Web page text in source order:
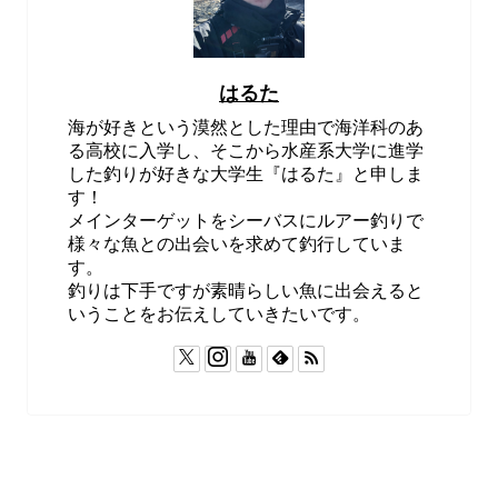
はるた
海が好きという漠然とした理由で海洋科のあ
る高校に入学し、そこから水産系大学に進学
した釣りが好きな大学生『はるた』と申しま
す！
メインターゲットをシーバスにルアー釣りで
様々な魚との出会いを求めて釣行していま
す。
釣りは下手ですが素晴らしい魚に出会えると
いうことをお伝えしていきたいです。